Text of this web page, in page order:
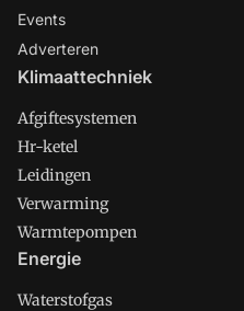
Events
Adverteren
Klimaattechniek
Afgiftesystemen
Hr-ketel
Leidingen
Verwarming
Warmtepompen
Energie
Waterstofgas